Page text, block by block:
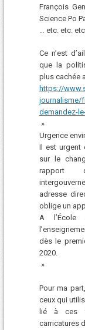
François
Science Po
… etc. etc. etc.
Ce n’est
que la
plus cachée
https://
journalisme/
demandez-
»
Urgence
Il est urgent
sur le
rapport
adresse
oblige un
A l’École
dès le
2020.
»
Pour ma
ceux qui
lié à ces
carricatures